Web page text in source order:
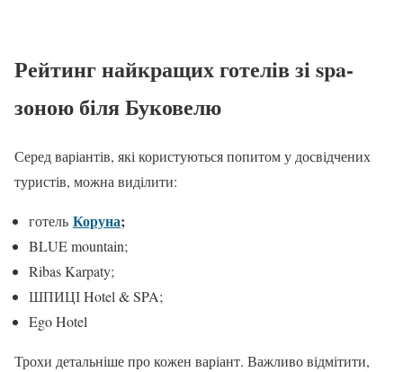
Рейтинг найкращих готелів зі spa-
зоною біля Буковелю
Серед варіантів, які користуються попитом у досвідчених
туристів, можна виділити:
готель Коруна;
BLUE mountain;
Ribas Karpaty;
ШПИЦІ Hotel & SPA;
Ego Hotel
Трохи детальніше про кожен варіант. Важливо відмітити,